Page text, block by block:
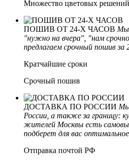
Множество цветовых решений
ПОШИВ ОТ 24-Х ЧАСОВ Мы
"нужно на вчера", "нам
предлагаем срочный пошив за
Кратчайшие сроки
Срочный пошив
ДОСТАВКА ПО РОССИИ Мы
России, а также за границу:
жителей Москвы есть
подберет для вас
Отправка почтой РФ